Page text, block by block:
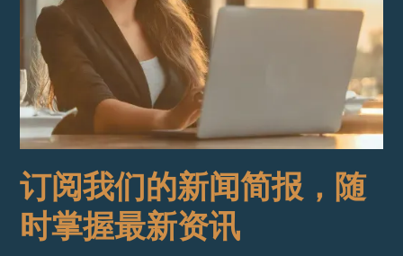
订阅我们的新闻简报，随
时掌握最新资讯